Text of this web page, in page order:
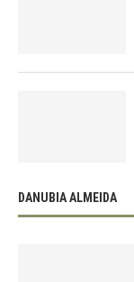
DANUBIA ALMEIDA